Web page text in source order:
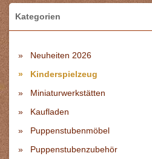
Kategorien
Neuheiten 2026
Kinderspielzeug
Miniaturwerkstätten
Kaufladen
Puppenstubenmöbel
Puppenstubenzubehör